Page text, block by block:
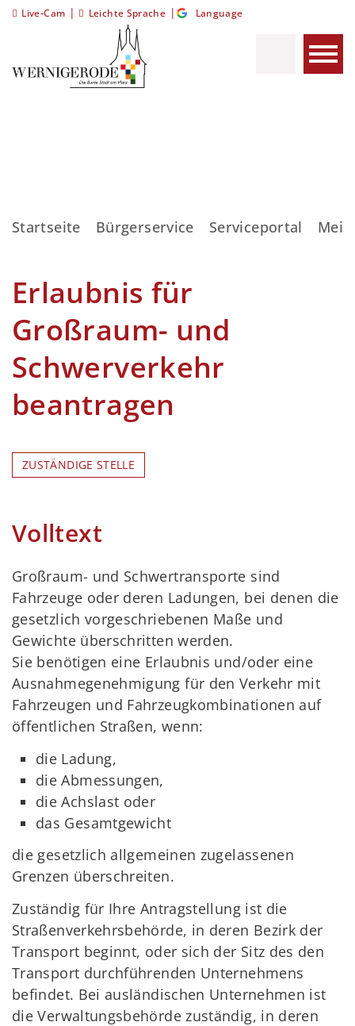
Live-Cam | Leichte Sprache | Language
Startseite Bürgerservice Serviceportal
Erlaubnis für
Großraum- und
Schwerverkehr
beantragen
ZUSTÄNDIGE STELLE
Volltext
Großraum- und Schwertransporte sind
Fahrzeuge oder deren Ladungen, bei denen die
gesetzlich vorgeschriebenen Maße und
Gewichte überschritten werden.
Sie benötigen eine Erlaubnis und/oder eine
Ausnahmegenehmigung für den Verkehr mit
Fahrzeugen und Fahrzeugkombinationen auf
öffentlichen Straßen, wenn:
die Ladung,
die Abmessungen,
die Achslast oder
das Gesamtgewicht
die gesetzlich allgemeinen zugelassenen
Grenzen überschreiten.
Zuständig für Ihre Antragstellung ist die
Straßenverkehrsbehörde, in deren Bezirk der
Transport beginnt, oder sich der Sitz des den
Transport durchführenden Unternehmens
befindet. Bei ausländischen Unternehmen ist
die Verwaltungsbehörde zuständig, in deren